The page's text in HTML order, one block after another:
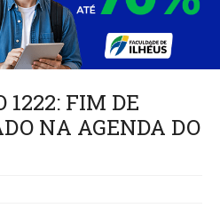
1222: FIM DE
NA AGENDA DO